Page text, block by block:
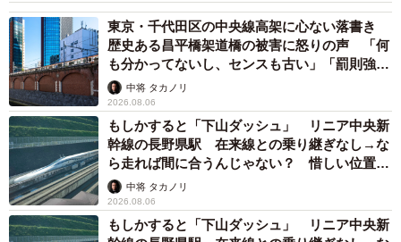
東京・千代田区の中央線高架に心ない落書き
歴史ある昌平橋架道橋の被害に怒りの声 「何
も分かってないし、センスも古い」「罰則強化
して」中将 タカノリ
2026.08.06
もしかすると「下山ダッシュ」 リニア中央新
幹線の長野県駅 在来線との乗り継ぎなし→な
ら走れば間に合うんじゃない？ 惜しい位置関
係が反響
中将 タカノリ
2026.08.06
もしかすると「下山ダッシュ」 リニア中央新